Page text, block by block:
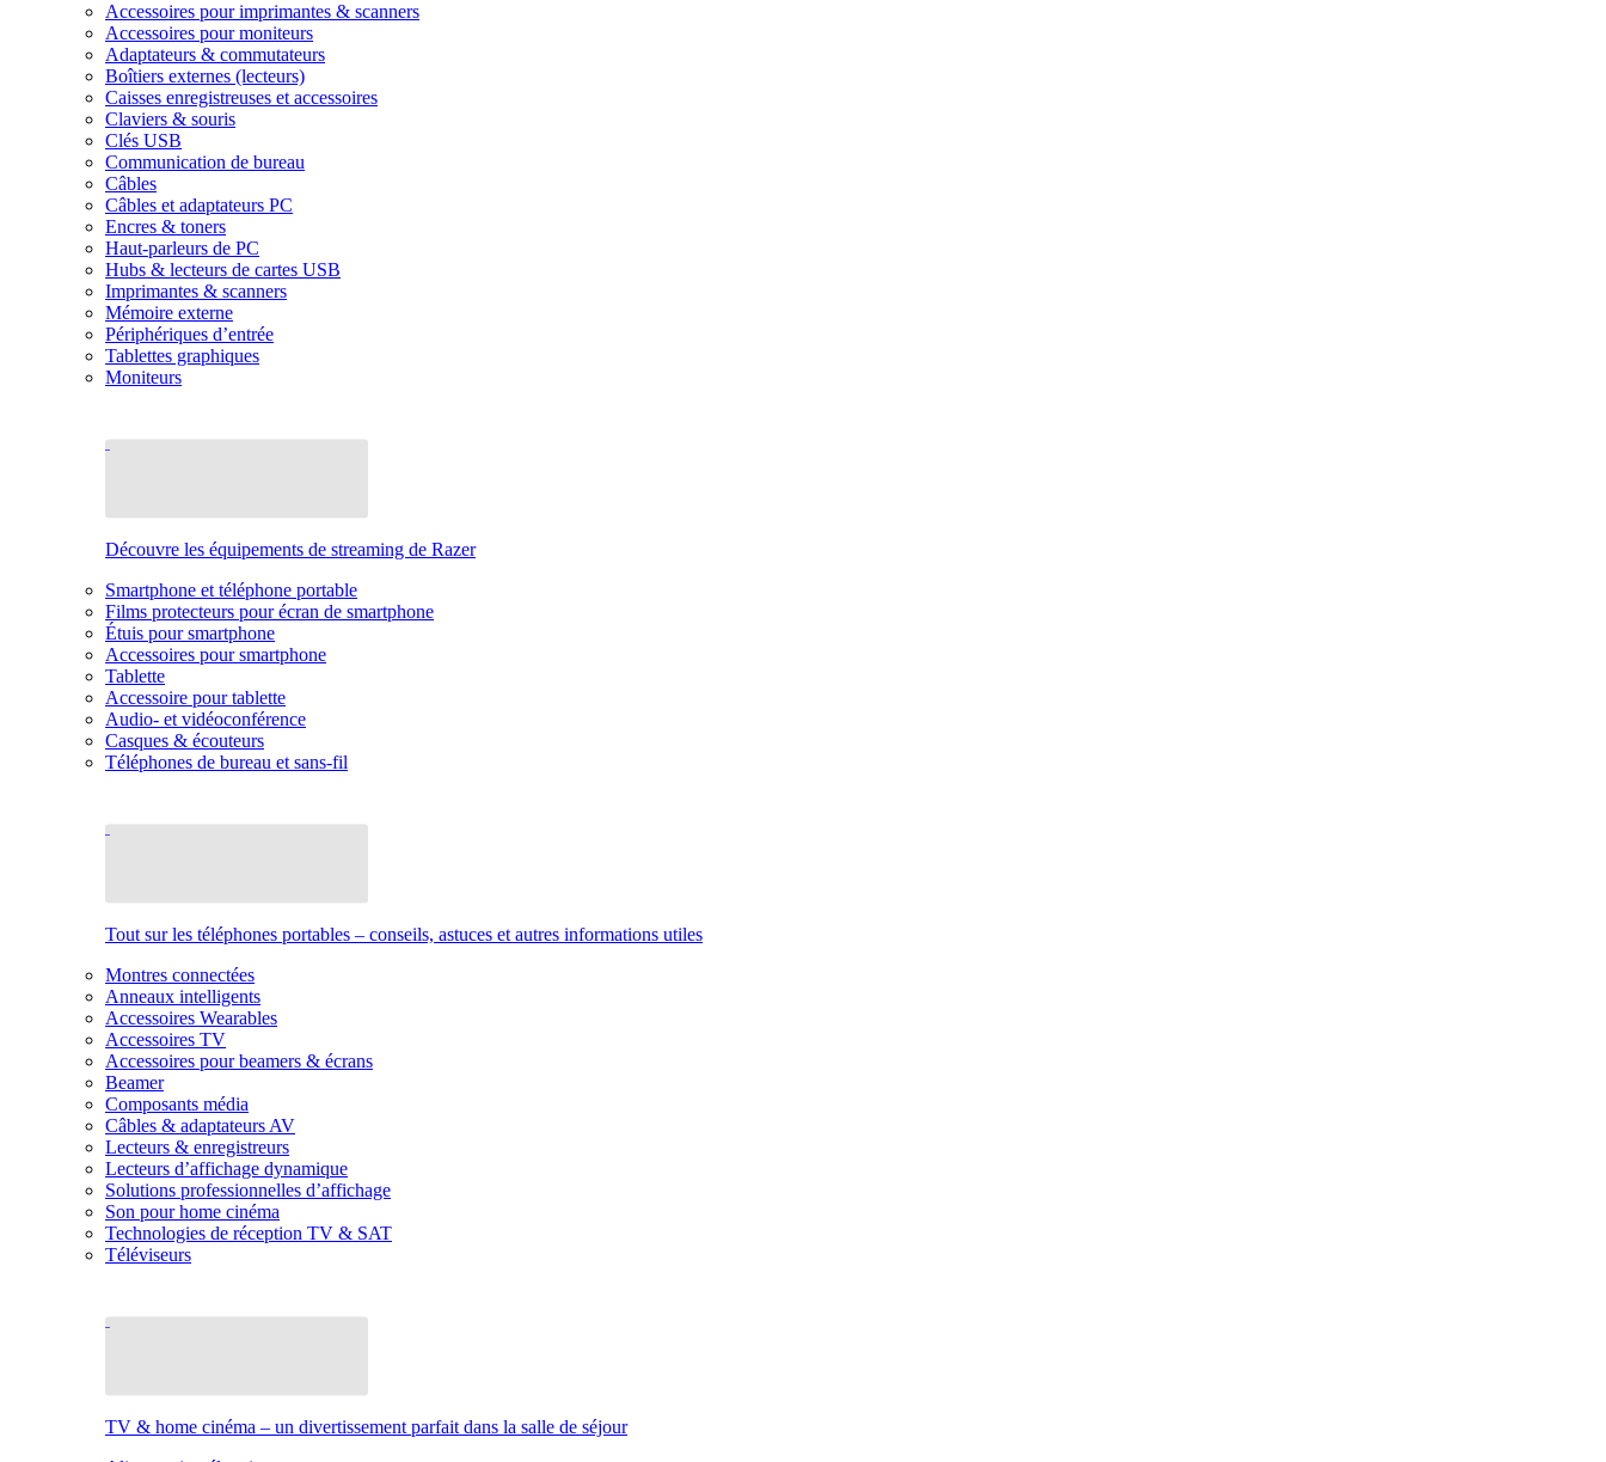
Accessoires pour imprimantes & scanners
Accessoires pour moniteurs
Adaptateurs & commutateurs
Boîtiers externes (lecteurs)
Caisses enregistreuses et accessoires
Claviers & souris
Clés USB
Communication de bureau
Câbles
Câbles et adaptateurs PC
Encres & toners
Haut-parleurs de PC
Hubs & lecteurs de cartes USB
Imprimantes & scanners
Mémoire externe
Périphériques d’entrée
Tablettes graphiques
Moniteurs
Découvre les équipements de streaming de Razer
Smartphone et téléphone portable
Films protecteurs pour écran de smartphone
Étuis pour smartphone
Accessoires pour smartphone
Tablette
Accessoire pour tablette
Audio- et vidéoconférence
Casques & écouteurs
Téléphones de bureau et sans-fil
Tout sur les téléphones portables – conseils, astuces et autres informations utiles
Montres connectées
Anneaux intelligents
Accessoires Wearables
Accessoires TV
Accessoires pour beamers & écrans
Beamer
Composants média
Câbles & adaptateurs AV
Lecteurs & enregistreurs
Lecteurs d’affichage dynamique
Solutions professionnelles d’affichage
Son pour home cinéma
Technologies de réception TV & SAT
Téléviseurs
TV & home cinéma – un divertissement parfait dans la salle de séjour